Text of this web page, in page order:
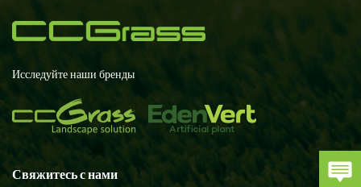
Исследуйте наши бренды
Свяжитесь с нами